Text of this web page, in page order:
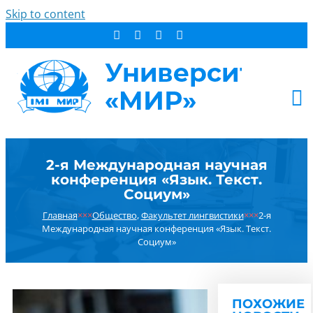
Skip to content
СТУДЕНТУ
ДОПОБРАЗОВАНИЕ
ОБ УНИВЕРСИТЕТЕ
НОВОСТИ
РЕЗУЛЬТАТ ПОИСКА:
2-я Международная научная
конференция «Язык. Текст.
Социум»
Главная×××Общество,Факультет лингвистики×××2-я
Международная научная конференция «Язык. Текст.
Социум»
ПОХОЖИЕ